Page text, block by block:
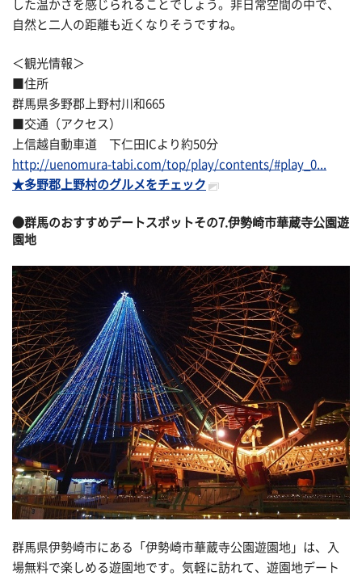
した温かさを感じられることでしょう。非日常空間の中で、
自然と二人の距離も近くなりそうですね。
＜観光情報＞
■住所
群馬県多野郡上野村川和665
■交通（アクセス）
上信越自動車道 下仁田ICより約50分
http://uenomura-tabi.com/top/play/contents/#play_0...
★多野郡上野村のグルメをチェック
●群馬のおすすめデートスポットその7.伊勢崎市華蔵寺公園遊
園地
群馬県伊勢崎市にある「伊勢崎市華蔵寺公園遊園地」は、入
場無料で楽しめる遊園地です。気軽に訪れて、遊園地デート